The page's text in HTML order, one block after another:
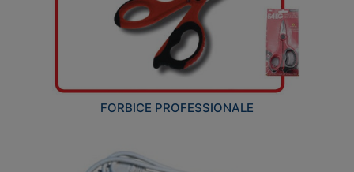
FORBICE PROFESSIONALE